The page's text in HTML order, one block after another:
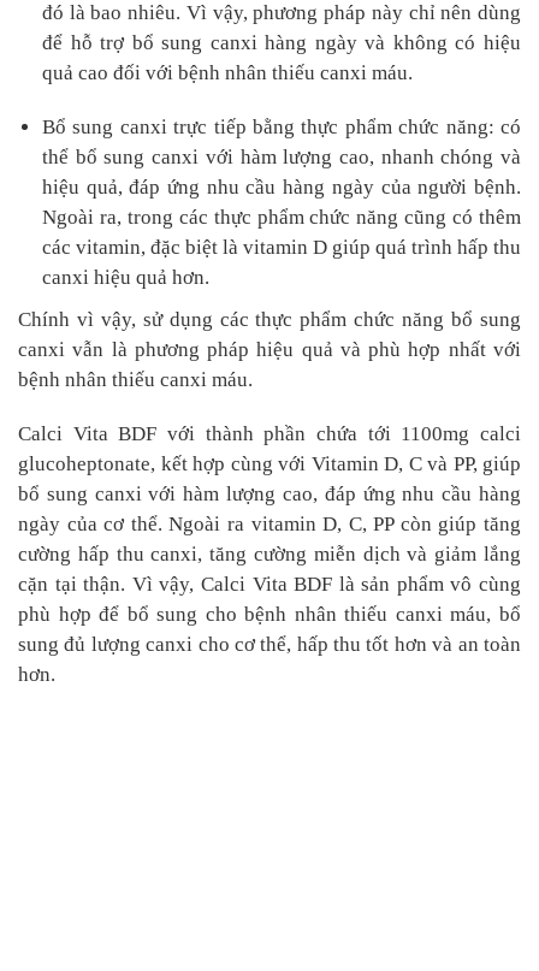
đó là bao nhiêu. Vì vậy, phương pháp này chỉ nên dùng
để hỗ trợ bổ sung canxi hàng ngày và không có hiệu
quả cao đối với bệnh nhân thiếu canxi máu.
Bổ sung canxi trực tiếp bằng thực phẩm chức năng: có
thể bổ sung canxi với hàm lượng cao, nhanh chóng và
hiệu quả, đáp ứng nhu cầu hàng ngày của người bệnh.
Ngoài ra, trong các thực phẩm chức năng cũng có thêm
các vitamin, đặc biệt là vitamin D giúp quá trình hấp thu
canxi hiệu quả hơn.
Chính vì vậy, sử dụng các thực phẩm chức năng bổ sung
canxi vẫn là phương pháp hiệu quả và phù hợp nhất với
bệnh nhân thiếu canxi máu.
Calci Vita BDF với thành phần chứa tới 1100mg calci
glucoheptonate, kết hợp cùng với Vitamin D, C và PP, giúp
bổ sung canxi với hàm lượng cao, đáp ứng nhu cầu hàng
ngày của cơ thể. Ngoài ra vitamin D, C, PP còn giúp tăng
cường hấp thu canxi, tăng cường miễn dịch và giảm lắng
cặn tại thận. Vì vậy, Calci Vita BDF là sản phẩm vô cùng
phù hợp để bổ sung cho bệnh nhân thiếu canxi máu, bổ
sung đủ lượng canxi cho cơ thể, hấp thu tốt hơn và an toàn
hơn.